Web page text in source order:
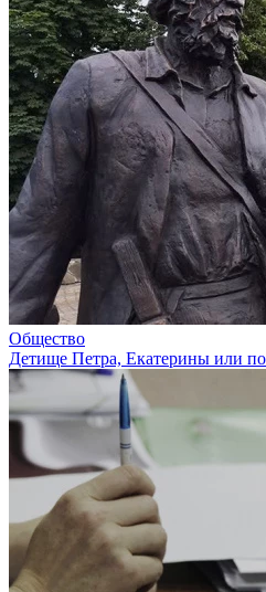
Общество
Детище Петра, Екатерины или